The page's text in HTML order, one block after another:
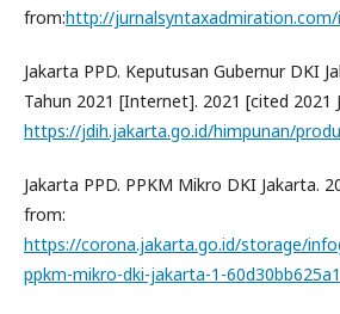
from:http://
Jakarta PPD. Keputusan Gubernur DKI
Tahun 2021 [Internet]. 2021 [cited 2021
https://jdih.jakarta.go.id/himpunan/
Jakarta PPD. PPKM Mikro DKI Jakarta.
from:
https://corona.jakarta.go.id/storage/
ppkm-mikro-dki-jakarta-1-